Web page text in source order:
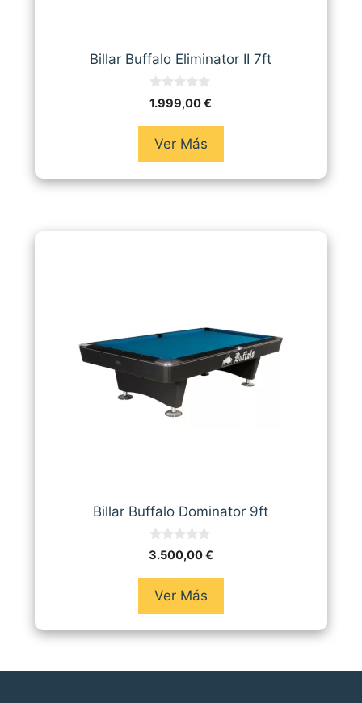
Billar Buffalo Eliminator II 7ft
0
d
1.999,00€
Ver Más
Billar Buffalo Dominator 9ft
0
d
3.500,00€
Ver Más